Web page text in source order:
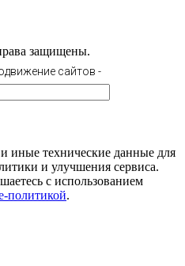
защищены.
сайтов -
иные технические данные для
и улучшения сервиса.
с использованием
политикой.